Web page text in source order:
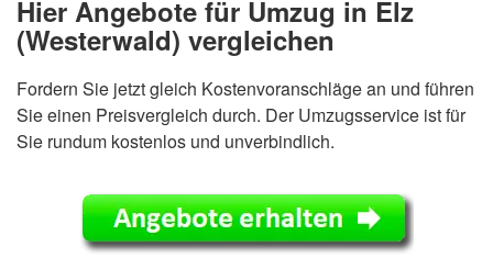
Hier Angebote für Umzug in Elz
(Westerwald) vergleichen
Fordern Sie jetzt gleich Kostenvoranschläge an und führen
Sie einen Preisvergleich durch. Der Umzugsservice ist für
Sie rundum kostenlos und unverbindlich.